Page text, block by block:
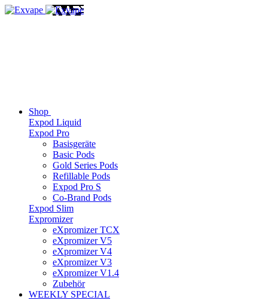
Shop
Expod Liquid
Expod Pro
Basisgeräte
Basic Pods
Gold Series Pods
Refillable Pods
Expod Pro S
Co-Brand Pods
Expod Slim
Expromizer
eXpromizer TCX
eXpromizer V5
eXpromizer V4
eXpromizer V3
eXpromizer V1.4
Zubehör
WEEKLY SPECIAL